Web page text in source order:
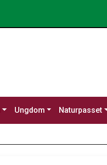
Ungdom Naturpasset